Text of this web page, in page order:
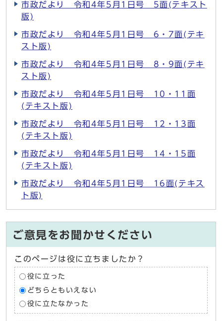
市政だより 令和4年5月1日号 5面(テキスト
版)
市政だより 令和4年5月1日号 6・7面(テキ
スト版)
市政だより 令和4年5月1日号 8・9面(テキ
スト版)
市政だより 令和4年5月1日号 10・11面
(テキスト版)
市政だより 令和4年5月1日号 12・13面
(テキスト版)
市政だより 令和4年5月1日号 14・15面
(テキスト版)
市政だより 令和4年5月1日号 16面(テキス
ト版)
ご意見をお聞かせください
このページは役に立ちましたか？
役に立った
どちらともいえない
役に立たなかった